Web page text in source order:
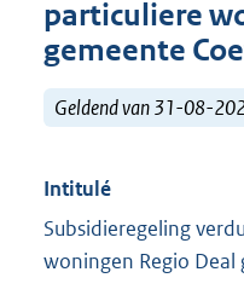
particuliere
gemeente
Geldend van 31-08-
Intitulé
Subsidieregeling
woningen Regio Deal